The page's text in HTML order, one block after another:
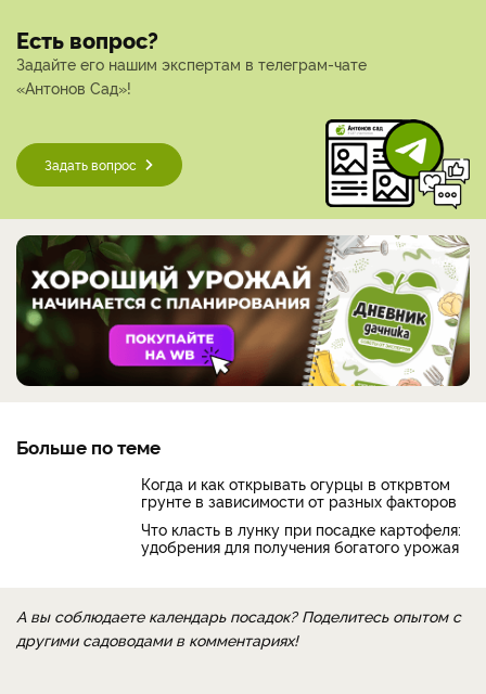
Есть вопрос?
Задайте его нашим экспертам в телеграм-чате
«Антонов Сад»!
Задать вопрос
Больше по теме
Когда и как открывать огурцы в открвтом
грунте в зависимости от разных факторов
Что класть в лунку при посадке картофеля:
удобрения для получения богатого урожая
А вы соблюдаете календарь посадок? Поделитесь опытом с
другими садоводами в комментариях!